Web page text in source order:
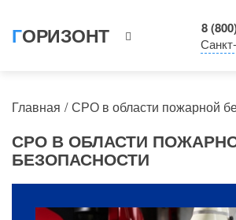
ГОРИЗОНТ 8
Главная СРО в области пожарной
СРО В ОБЛАСТИ
БЕЗОПАСНОСТИ